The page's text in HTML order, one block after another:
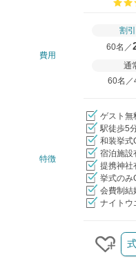
費用
割
60名／
通
60名／
特徴
ゲスト無
駅徒歩5
和装挙式
宿泊施設
提携神社
挙式のみ
会費制結
ナイトウ
クリ